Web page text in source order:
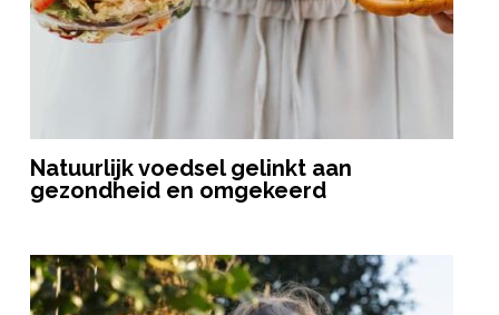
Natuurlijk voedsel gelinkt aan
gezondheid en omgekeerd